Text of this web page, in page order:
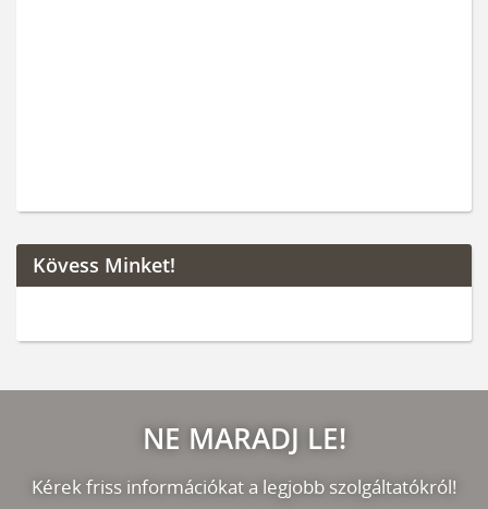
Kövess Minket!
NE MARADJ LE!
Kérek friss információkat a legjobb szolgáltatókról!